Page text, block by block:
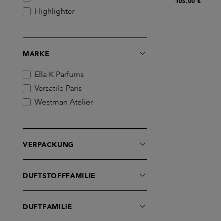
Highlighter
MARKE
Ella K Parfums
Versatile Paris
Westman Atelier
VERPACKUNG
DUFTSTOFFFAMILIE
DUFTFAMILIE